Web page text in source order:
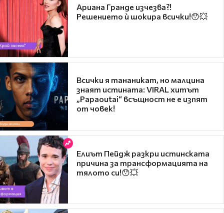
Ариана Гранде изчезва?!
Решението ѝ шокира всички!😯💥
Всички я тананикат, но малцина
знаят истината: VIRAL хитът
„Papaoutai“ всъщност не е изпят
от човек!
Елиът Пейдж разкри истинската
причина за трансформацията на
тялото си!😯💥